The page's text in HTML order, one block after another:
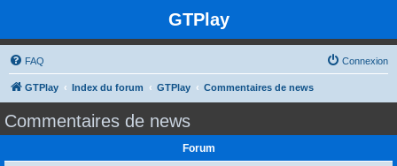
GTPlay
FAQ Connexion
GTPlay Index du forum GTPlay Commentaires de news
Commentaires de news
Forum